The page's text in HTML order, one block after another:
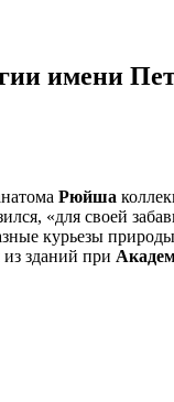
имени
Рюйша
«для своей
курьезы
из зданий при